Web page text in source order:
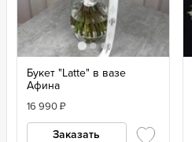
Букет "Latte" в вазе
Афина
16 990₽
Заказать